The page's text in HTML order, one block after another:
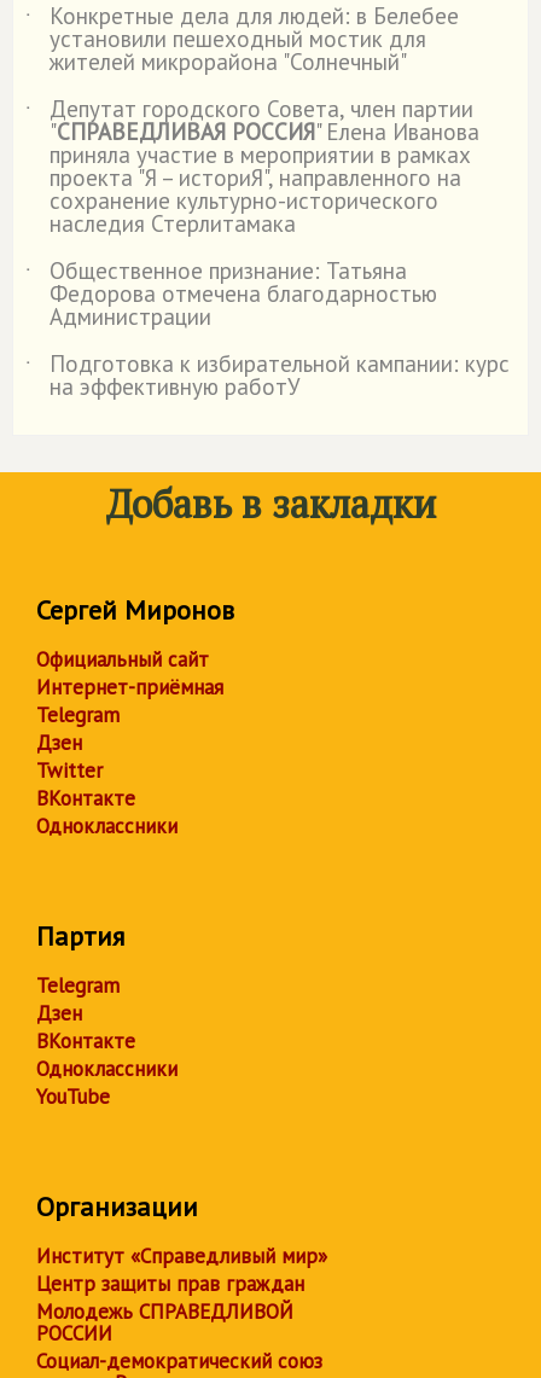
˙
Конкретные дела для людей: в Белебее
установили пешеходный мостик для
жителей микрорайона "Солнечный"
˙
Депутат городского Совета, член партии
"СПРАВЕДЛИВАЯ РОССИЯ" Елена Иванова
приняла участие в мероприятии в рамках
проекта "Я – историЯ", направленного на
сохранение культурно-исторического
наследия Стерлитамака
˙
Общественное признание: Татьяна
Федорова отмечена благодарностью
Администрации
˙
Подготовка к избирательной кампании: курс
на эффективную работУ
Добавь в закладки
Сергей Миронов
Официальный сайт
Интернет-приёмная
Telegram
Дзен
Twitter
ВКонтакте
Одноклассники
Партия
Telegram
Дзен
ВКонтакте
Одноклассники
YouTube
Организации
Институт «Справедливый мир»
Центр защиты прав граждан
Молодежь СПРАВЕДЛИВОЙ
РОССИИ
Социал-демократический союз